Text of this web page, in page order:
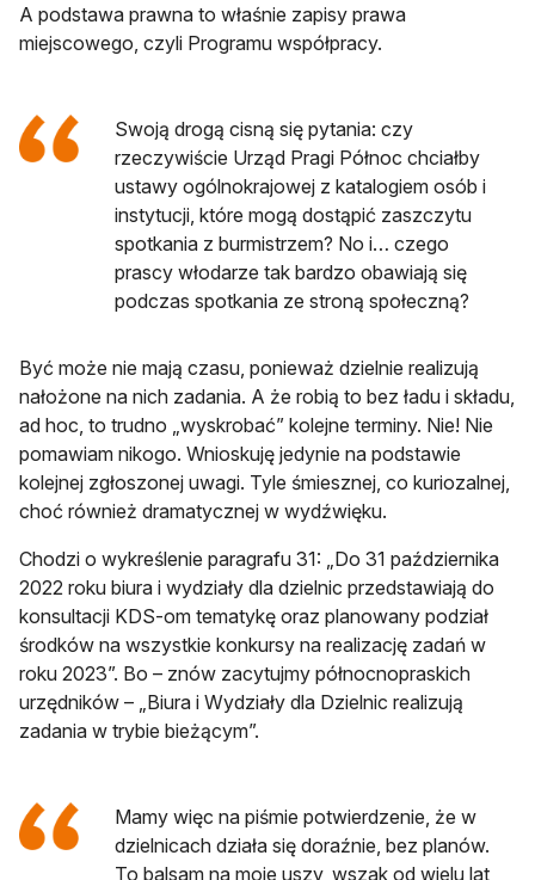
A podstawa prawna to właśnie zapisy prawa
miejscowego, czyli Programu współpracy.
Swoją drogą cisną się pytania: czy
rzeczywiście Urząd Pragi Północ chciałby
ustawy ogólnokrajowej z katalogiem osób i
instytucji, które mogą dostąpić zaszczytu
spotkania z burmistrzem? No i… czego
prascy włodarze tak bardzo obawiają się
podczas spotkania ze stroną społeczną?
Być może nie mają czasu, ponieważ dzielnie realizują
nałożone na nich zadania. A że robią to bez ładu i składu,
ad hoc, to trudno „wyskrobać” kolejne terminy. Nie! Nie
pomawiam nikogo. Wnioskuję jedynie na podstawie
kolejnej zgłoszonej uwagi. Tyle śmiesznej, co kuriozalnej,
choć również dramatycznej w wydźwięku.
Chodzi o wykreślenie paragrafu 31: „Do 31 października
2022 roku biura i wydziały dla dzielnic przedstawiają do
konsultacji KDS-om tematykę oraz planowany podział
środków na wszystkie konkursy na realizację zadań w
roku 2023”. Bo – znów zacytujmy północnopraskich
urzędników – „Biura i Wydziały dla Dzielnic realizują
zadania w trybie bieżącym”.
Mamy więc na piśmie potwierdzenie, że w
dzielnicach działa się doraźnie, bez planów.
To balsam na moje uszy, wszak od wielu lat